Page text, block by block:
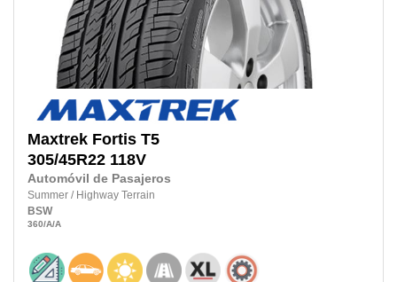
Maxtrek Fortis T5
305/45R22 118V
Automóvil de Pasajeros
Summer / Highway Terrain
BSW
360/A/A